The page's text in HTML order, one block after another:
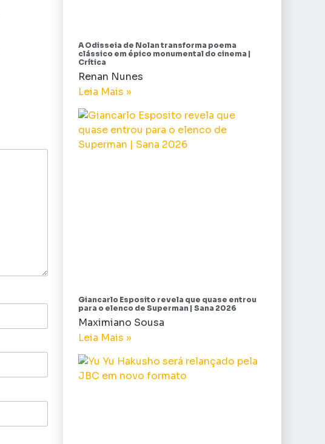
A Odisseia de Nolan transforma poema
clássico em épico monumental do cinema |
Crítica
Renan Nunes
Leia Mais »
Giancarlo Esposito revela que quase entrou
para o elenco de Superman | Sana 2026
Maximiano Sousa
Leia Mais »